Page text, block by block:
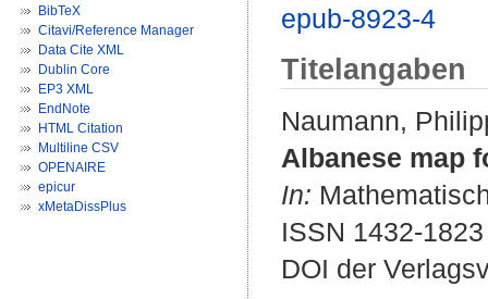
BibTeX
Citavi/Reference Manager
Data Cite XML
Dublin Core
EP3 XML
EndNote
HTML Citation
Multiline CSV
OPENAIRE
epicur
xMetaDissPlus
epub-8923-4
Titelangaben
Naumann,
Albanese map
In:
ISSN 1432-1823
DOI der